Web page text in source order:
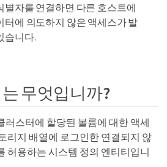
별자를 연결하면 다른 호스트에
터에 의도하지 않은 액세스가 발
습니다.
무엇입니까?
러스터에 할당된 볼륨에 대한 액세
리지 배열에 로그인한 연결되지 않
허용하는 시스템 정의 엔티티입니